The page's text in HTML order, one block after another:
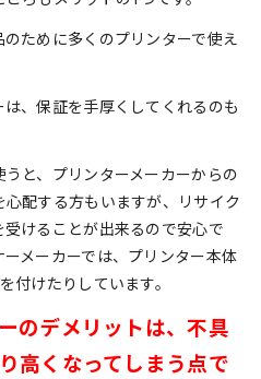
ために多くのプリンターで使え
、保証を手厚くしてくれるのも
と、プリンターメーカーからの
配する方もいますが、リサイク
けることが出来るので安心で
メーカーでは、プリンター本体
付けたりしています。
のデメリットは、不具
高くなってしまう点で